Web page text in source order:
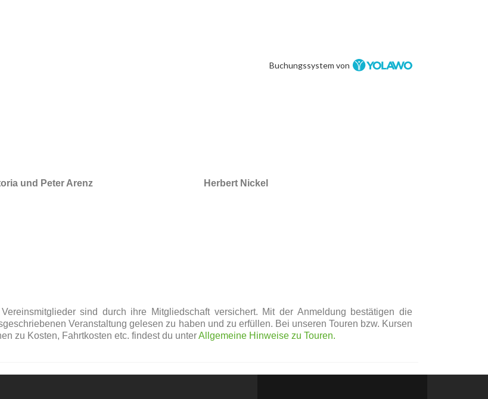
Buchungssystem von
und Peter Arenz Herbert Nickel
sind durch ihre Mitgliedschaft versichert. Mit der Anmeldung bestätigen die
Veranstaltung gelesen zu haben und zu erfüllen. Bei unseren Touren bzw. Kursen
zu Kosten, Fahrtkosten etc. findest du unterAllgemeine Hinweise zu Touren.